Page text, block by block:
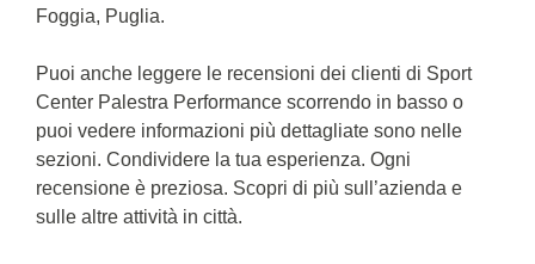
Foggia, Puglia.
Puoi anche leggere le recensioni dei clienti di Sport
Center Palestra Performance scorrendo in basso o
puoi vedere informazioni più dettagliate sono nelle
sezioni. Condividere la tua esperienza. Ogni
recensione è preziosa. Scopri di più sull’azienda e
sulle altre attività in città.